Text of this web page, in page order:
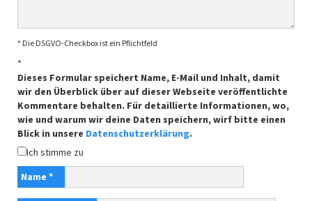
* Die DSGVO-Checkbox ist ein Pflichtfeld
*
Dieses Formular speichert Name, E-Mail und Inhalt, damit
wir den Überblick über auf dieser Webseite veröffentlichte
Kommentare behalten. Für detaillierte Informationen, wo,
wie und warum wir deine Daten speichern, wirf bitte einen
Blick in unsere Datenschutzerklärung.
Ich stimme zu
Name *